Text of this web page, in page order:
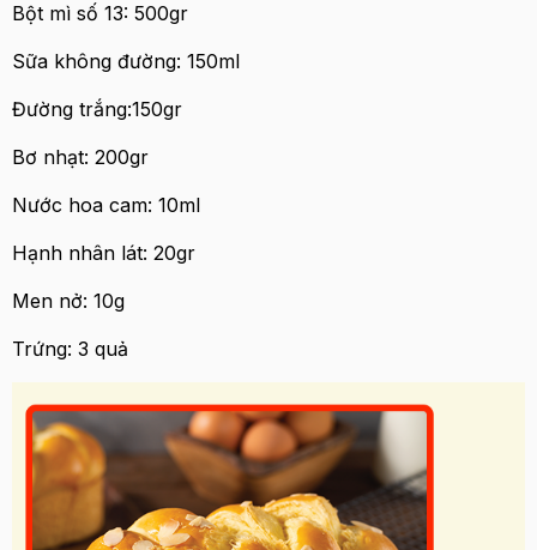
Bột mì số 13: 500gr
Sữa không đường: 150ml
Đường trắng:150gr
Bơ nhạt: 200gr
Nước hoa cam: 10ml
Hạnh nhân lát: 20gr
Men nở: 10g
Trứng: 3 quả